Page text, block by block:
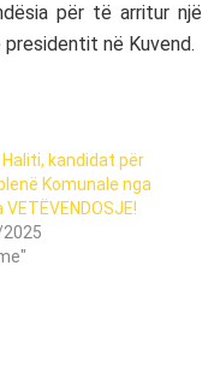
për të arritur një
në Kuvend.
Haliti, kandidat për
Komunale nga
VETËVENDOSJE!